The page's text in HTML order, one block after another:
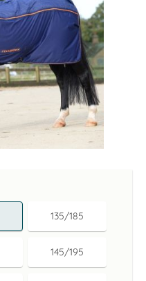
135/185
145/195